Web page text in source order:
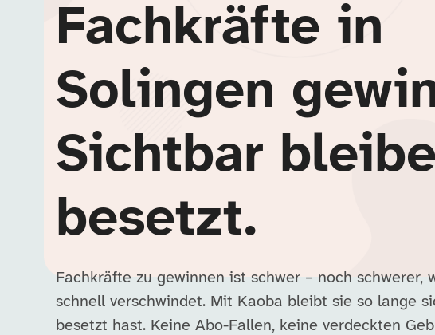
Fachkräfte in
Solingen
Sichtbar
besetzt.
Fachkräfte zu gewinnen ist schwer – noch schwerer,
schnell verschwindet. Mit Kaoba bleibt sie so lange
besetzt hast. Keine Abo-Fallen, keine verdeckten